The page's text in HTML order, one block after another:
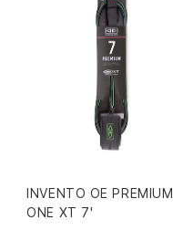
INVENTO OE PREMIUM
ONE XT 7'